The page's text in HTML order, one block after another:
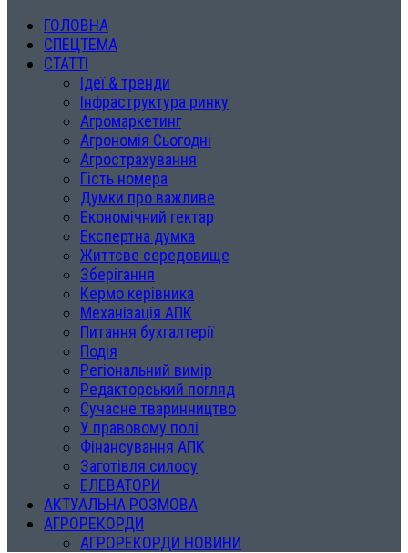
ГОЛОВНА
СПЕЦТЕМА
СТАТТІ
Ідеї & тренди
Інфраструктура ринку
Агромаркетинг
Агрономія Сьогодні
Агрострахування
Гість номера
Думки про важливе
Економічний гектар
Експертна думка
Життєве середовище
Зберігання
Кермо керівника
Механізація АПК
Питання бухгалтерії
Подія
Регіональний вимір
Редакторський погляд
Сучасне тваринництво
У правовому полі
Фінансування АПК
Заготівля силосу
ЕЛЕВАТОРИ
АКТУАЛЬНА РОЗМОВА
АГРОРЕКОРДИ
АГРОРЕКОРДИ НОВИНИ